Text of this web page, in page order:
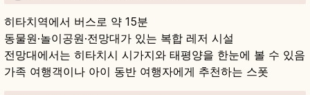
히타치역에서 버스로 약 15분
동물원·놀이공원·전망대가 있는 복합 레저 시설
전망대에서는 히타치시 시가지와 태평양을 한눈에 볼 수 있음
가족 여행객이나 아이 동반 여행자에게 추천하는 스폿